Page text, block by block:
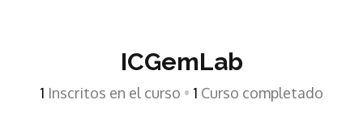
ICGemLab
1 Inscritos en el curso • 1 Curso completado